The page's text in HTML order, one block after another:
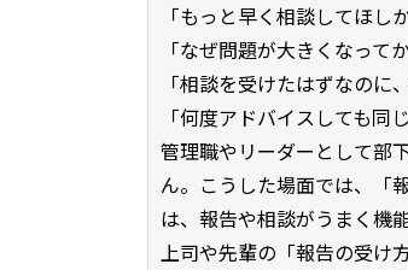
「もっと早く相談してほし
「なぜ問題が大きくなって
「相談を受けたはずなのに
「何度アドバイスしても同
管理職やリーダーとして部
ん。こうした場面では、「
は、報告や相談がうまく機
上司や先輩の「報告の受け